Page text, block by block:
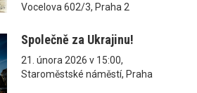
Vocelova 602/3, Praha 2
Společně za Ukrajinu!
21. února 2026 v 15:00,
Staroměstské náměstí, Praha